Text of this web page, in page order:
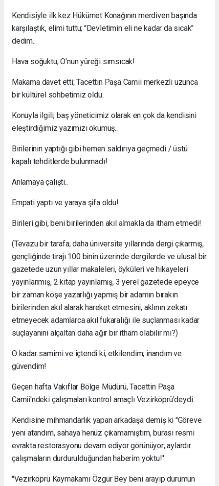
Kendisiyle ilk kez Hükümet Konağının merdiven başında
karşılaştık, elimi tuttu; ''Devletimin eli ne kadar da sıcak''
dedim..
Hava soğuktu, O'nun yüreği sımsıcak!
Makama davet etti; Tacettin Paşa Camii merkezli uzunca
bir kültürel sohbetimiz oldu..
Konuyla ilgili, baş yöneticimiz olarak en çok da kendisini
eleştirdiğimiz yazımızı okumuş..
Birilerinin yaptığı gibi hemen saldırıya geçmedi / üstü
kapalı tehditlerde bulunmadı!
Anlamaya çalıştı..
Empati yaptı ve yaraya şifa oldu!
Birileri gibi, beni birilerinden akıl almakla da itham etmedi!
(Tevazu bir tarafa; daha üniversite yıllarında dergi çıkarmış,
gençliğinde tirajı 100 binin üzerinde dergilerde ve ulusal bir
gazetede uzun yıllar makaleleri, öyküleri ve hikayeleri
yayınlanmış, 2 kitap yayınlamış, 3 yerel gazetede epeyce
bir zaman köşe yazarlığı yapmış bir adamın bırakın
birilerinden akıl alarak hareket etmesini, aklının zekatı
etmeyecek adamlarca akıl fukaralığı ile suçlanması kadar
suçlayanını alçaltan daha ağır bir itham olabilir mi?)
O kadar samimi ve içtendi ki, etkilendim; inandım ve
güvendim!
Geçen hafta Vakıflar Bölge Müdürü, Tacettin Paşa
Camii'ndeki çalışmaları kontrol amaçlı Vezirköprü'deydi..
Kendisine mihmandarlık yapan arkadaşa demiş ki ''Göreve
yeni atandım, sahaya henüz çıkamamıştım, burası resmi
evrakta restorasyonu devam ediyor görünüyor; aylardır
çalışmaların durdurulduğundan haberim yoktu!''
''Vezirköprü Kaymakamı Özgür Bey beni arayıp durumun